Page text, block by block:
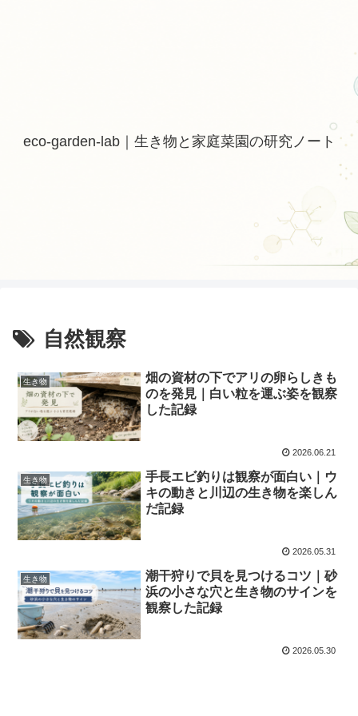
eco-garden-lab｜生き物と家庭菜園の研究ノート
自然観察
生き物
畑の資材の下でアリの卵らしきも
のを発見｜白い粒を運ぶ姿を観察
した記録
2026.06.21
生き物
手長エビ釣りは観察が面白い｜ウ
キの動きと川辺の生き物を楽しん
だ記録
2026.05.31
生き物
潮干狩りで貝を見つけるコツ｜砂
浜の小さな穴と生き物のサインを
観察した記録
2026.05.30